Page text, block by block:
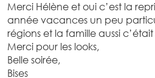
Merci Hélène et oui c’est la
année vacances un peu
régions et la famille aussi
Merci pour les looks,
Belle soirée,
Bises